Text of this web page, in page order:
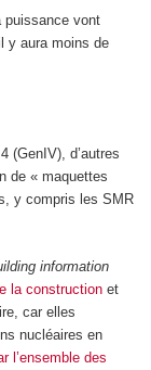
puissance vont
y aura moins de
(GenIV), d’autres
de « maquettes
y compris les SMR
information
la constructionet
car elles
nucléaires en
l’ensemble des